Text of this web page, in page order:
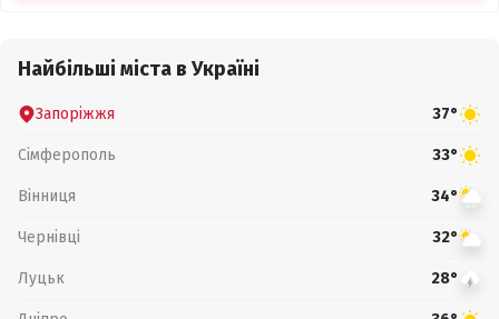
Найбільші міста в Україні
Запоріжжя 37°
Сімферополь 33°
Вінниця 34°
Чернівці 32°
Луцьк 28°